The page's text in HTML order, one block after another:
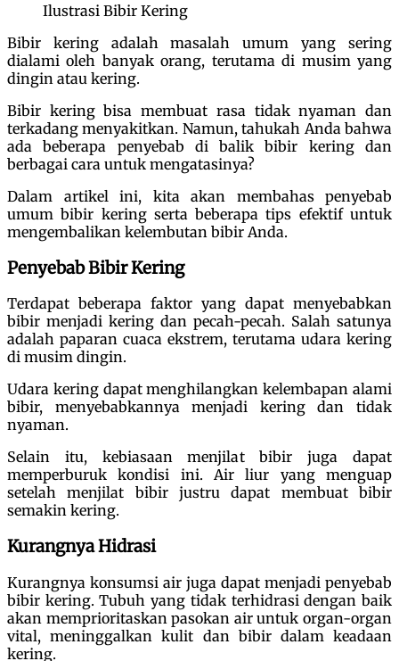
Ilustrasi Bibir Kering
Bibir kering adalah masalah umum yang sering
dialami oleh banyak orang, terutama di musim yang
dingin atau kering.
Bibir kering bisa membuat rasa tidak nyaman dan
terkadang menyakitkan. Namun, tahukah Anda bahwa
ada beberapa penyebab di balik bibir kering dan
berbagai cara untuk mengatasinya?
Dalam artikel ini, kita akan membahas penyebab
umum bibir kering serta beberapa tips efektif untuk
mengembalikan kelembutan bibir Anda.
Penyebab Bibir Kering
Terdapat beberapa faktor yang dapat menyebabkan
bibir menjadi kering dan pecah-pecah. Salah satunya
adalah paparan cuaca ekstrem, terutama udara kering
di musim dingin.
Udara kering dapat menghilangkan kelembapan alami
bibir, menyebabkannya menjadi kering dan tidak
nyaman.
Selain itu, kebiasaan menjilat bibir juga dapat
memperburuk kondisi ini. Air liur yang menguap
setelah menjilat bibir justru dapat membuat bibir
semakin kering.
Kurangnya Hidrasi
Kurangnya konsumsi air juga dapat menjadi penyebab
bibir kering. Tubuh yang tidak terhidrasi dengan baik
akan memprioritaskan pasokan air untuk organ-organ
vital, meninggalkan kulit dan bibir dalam keadaan
kering.